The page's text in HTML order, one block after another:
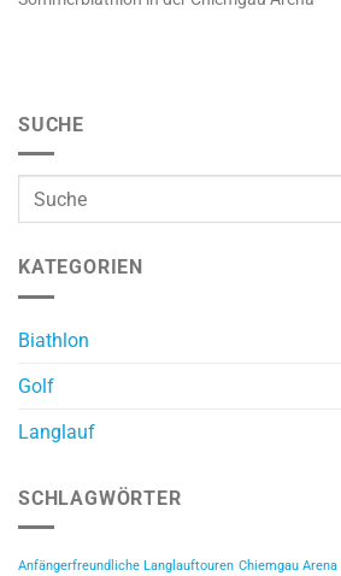
SUCHE
KATEGORIEN
Biathlon
Golf
Langlauf
SCHLAGWÖRTER
Anfängerfreundliche Langlauftouren Chiemgau Arena